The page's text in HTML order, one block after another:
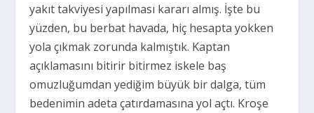
yakıt takviyesi yapılması kararı almış. İşte bu
yüzden, bu berbat havada, hiç hesapta yokken
yola çıkmak zorunda kalmıştık. Kaptan
açıklamasını bitirir bitirmez iskele baş
omuzluğumdan yediğim büyük bir dalga, tüm
bedenimin adeta çatırdamasına yol açtı. Kroşe